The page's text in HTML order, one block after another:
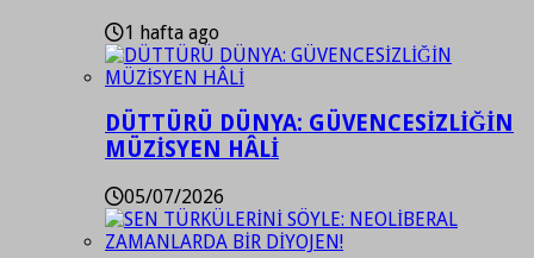
1 hafta ago
DÜTTÜRÜ DÜNYA: GÜVENCESİZLİĞİN
MÜZİSYEN HÂLİ
05/07/2026